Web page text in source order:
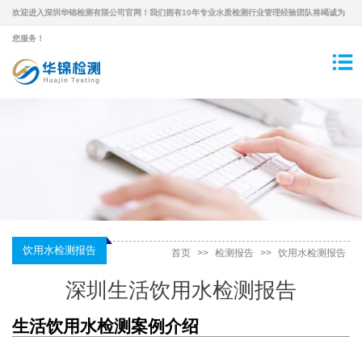
欢迎进入深圳华锦检测有限公司官网！我们拥有10年专业水质检测行业管理经验团队将竭诚为
您服务！
饮用水检测报告 首页 >> 检测报告 >> 饮用水检测报告
深圳生活饮用水检测报告
生活饮用水检测案例介绍